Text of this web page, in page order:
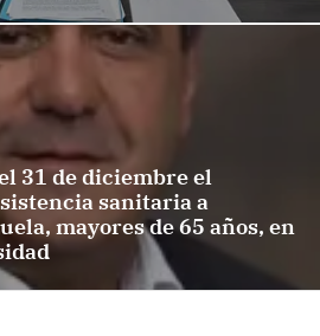
31 de diciembre el
sanitaria a
mayores de 65 años, en